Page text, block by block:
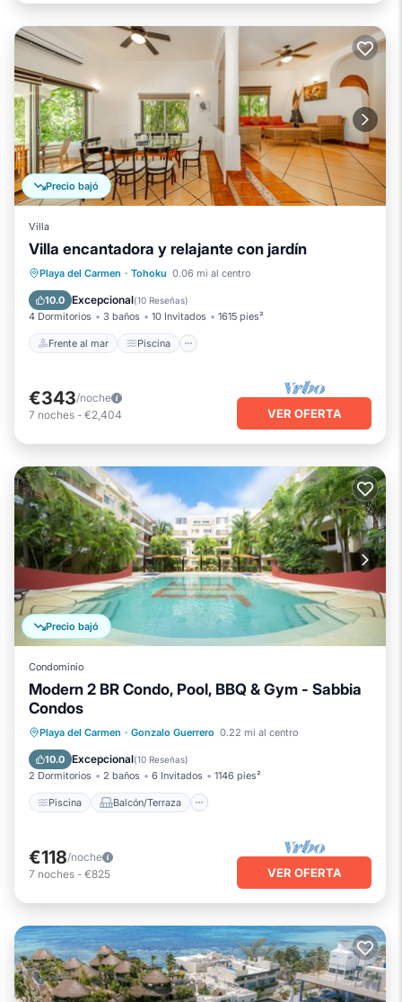
Precio bajó
Villa
Villa encantadora y relajante con jardín
Playa del Carmen · Tohoku 0.06 mi al centro
10.0 Excepcional(10 Reseñas)
4 Dormitorios 3 baños 10 Invitados 1615 pies²
Frente al mar Piscina
Frente al mar Piscina
Vista al mar
Balcón/Terraza
€343/noche
7 noches - €2,404 VER OFERTA
Precio bajó
Condominio
Modern 2 BR Condo, Pool, BBQ & Gym - Sabbia
Condos
Playa del Carmen · Gonzalo Guerrero 0.22 mi al centro
10.0 Excepcional(10 Reseñas)
2 Dormitorios 2 baños 6 Invitados 1146 pies²
Piscina Balcón/Terraza
Piscina Balcón/Terraza
Cocina
Aparcamiento
€118/noche
7 noches - €825 VER OFERTA